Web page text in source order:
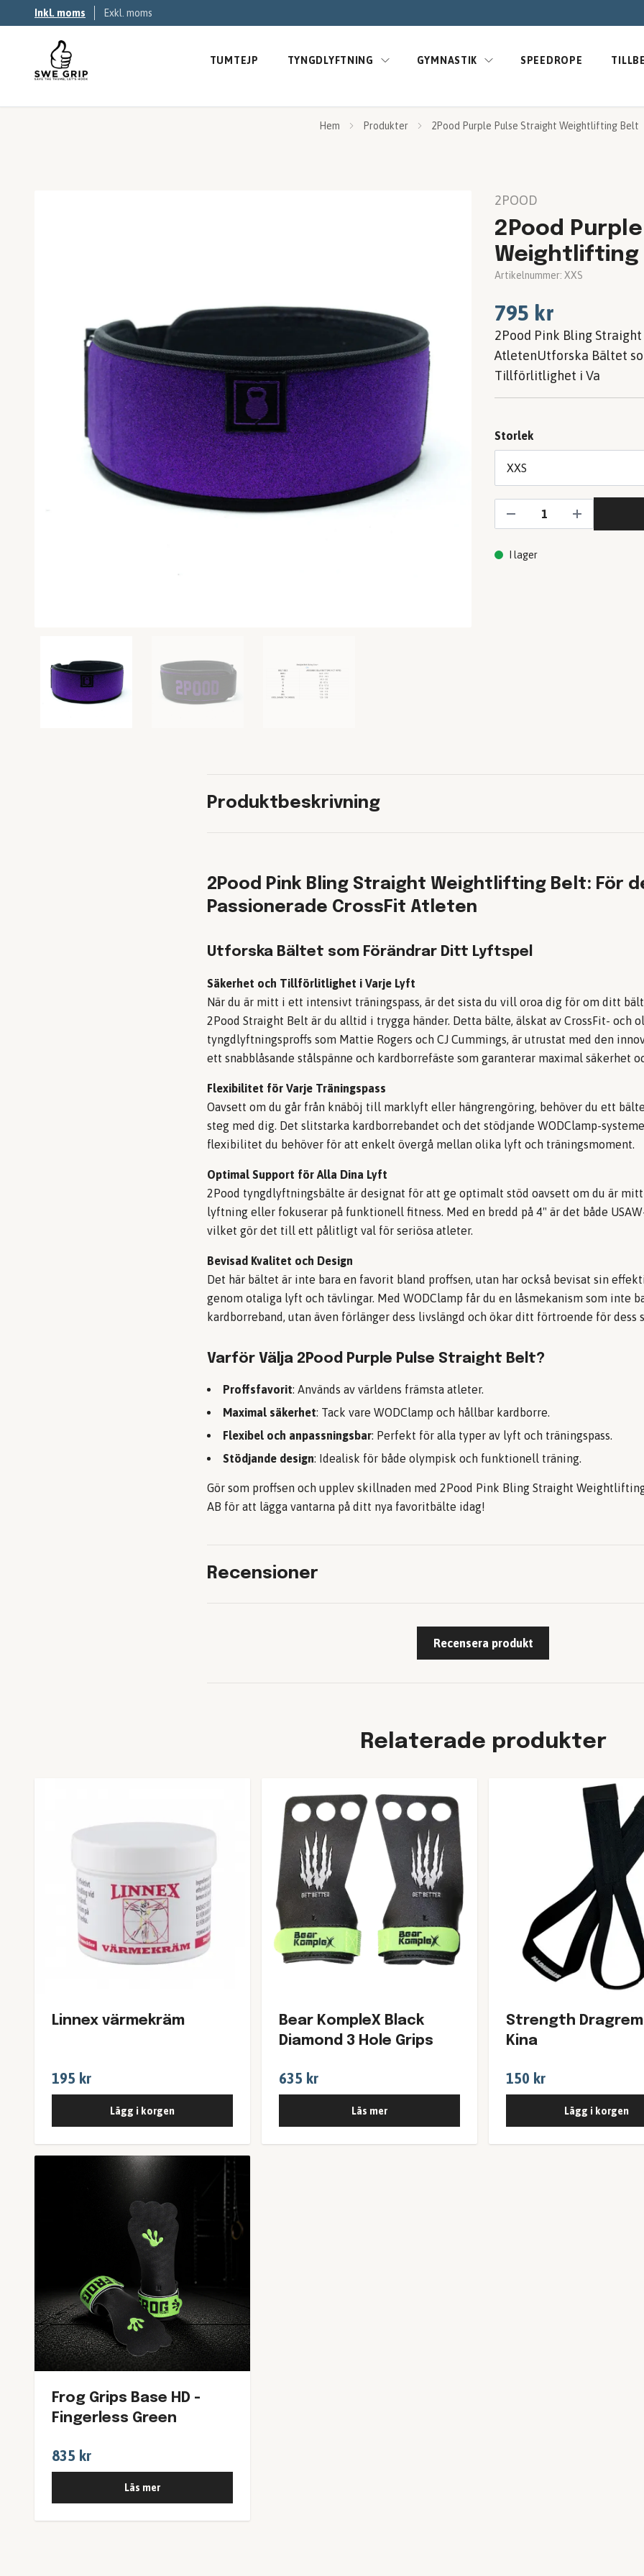
Inkl. moms Exkl. moms
TUMTEJP TYNGDLYFTNING GYMNASTIK SPEEDROPE
Hem Produkter 2Pood Purple Pulse Straight Weightlifting Belt
2POOD
2Pood
Weightlifting
Artikelnummer: XXS
795 kr
2Pood Pink Bling
AtletenUtforska Bältet
Tillförlitlighet i Va
Storlek
I lager
Produktbeskrivning
2Pood Pink Bling Straight Weightlifting Belt: För
Passionerade CrossFit Atleten
Utforska Bältet som Förändrar Ditt Lyftspel
Säkerhet och Tillförlitlighet i Varje Lyft
När du är mitt i ett intensivt träningspass, är det sista du vill oroa dig för om ditt
2Pood Straight Belt är du alltid i trygga händer. Detta bälte, älskat av CrossFit- och
tyngdlyftningsproffs som Mattie Rogers och CJ Cummings, är utrustat med den
ett snabblåsande stålspänne och kardborrefäste som garanterar maximal säkerhet
Flexibilitet för Varje Träningspass
Oavsett om du går från knäböj till marklyft eller hängrengöring, behöver du ett
steg med dig. Det slitstarka kardborrebandet och det stödjande WODClamp-
flexibilitet du behöver för att enkelt övergå mellan olika lyft och träningsmoment.
Optimal Support för Alla Dina Lyft
2Pood tyngdlyftningsbälte är designat för att ge optimalt stöd oavsett om du är
lyftning eller fokuserar på funktionell fitness. Med en bredd på 4" är det både
vilket gör det till ett pålitligt val för seriösa atleter.
Bevisad Kvalitet och Design
Det här bältet är inte bara en favorit bland proffsen, utan har också bevisat sin
genom otaliga lyft och tävlingar. Med WODClamp får du en låsmekanism som inte
kardborreband, utan även förlänger dess livslängd och ökar ditt förtroende för dess
Varför Välja 2Pood Purple Pulse Straight Belt?
Proffsfavorit: Används av världens främsta atleter.
Maximal säkerhet: Tack vare WODClamp och hållbar kardborre.
Flexibel och anpassningsbar: Perfekt för alla typer av lyft och träningspass.
Stödjande design: Idealisk för både olympisk och funktionell träning.
Gör som proffsen och upplev skillnaden med 2Pood Pink Bling Straight
AB för att lägga vantarna på ditt nya favoritbälte idag!
Recensioner
Recensera produkt
Relaterade produkter
Linnex värmekräm
195 kr
Lägg i korgen
Bear KompleX Black
Diamond 3 Hole Grips
635 kr
Läs mer
Strength
Kina
150 kr
Lägg i korgen
Frog Grips Base HD -
Fingerless Green
835 kr
Läs mer